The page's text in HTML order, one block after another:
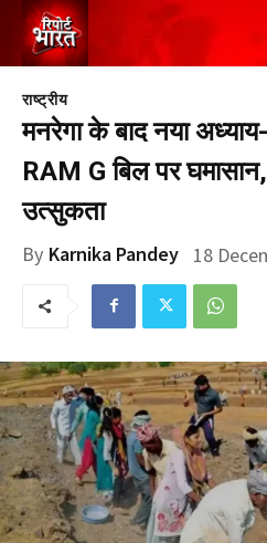
राष्ट्रीय
मनरेगा के बाद नया
RAM G बिल पर
उत्सुकता
By Karnika Pandey 18